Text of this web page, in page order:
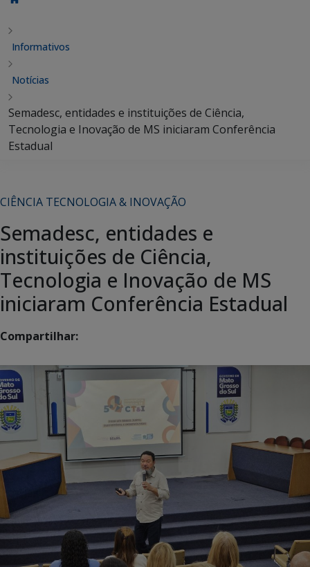
Informativos
Notícias
Semadesc, entidades e instituições de Ciência,
Tecnologia e Inovação de MS iniciaram Conferência
Estadual
CIÊNCIA TECNOLOGIA & INOVAÇÃO
Semadesc, entidades e
instituições de Ciência,
Tecnologia e Inovação de MS
iniciaram Conferência Estadual
Compartilhar: